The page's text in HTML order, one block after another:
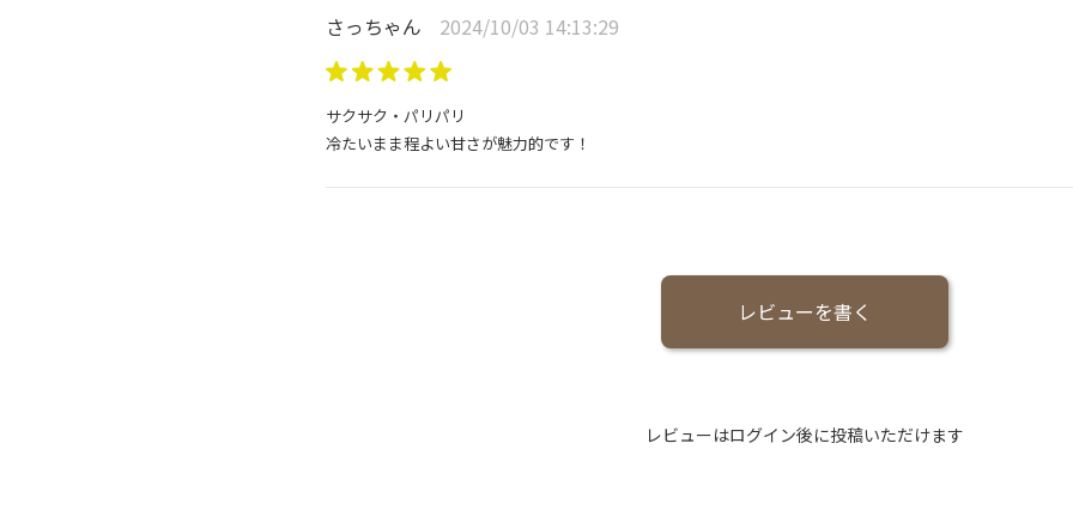
さっちゃん
2024/10/03 14:13:29
サクサク・パリパリ
冷たいまま程よい甘さが魅力的です！
レビューを書く
レビューはログイン後に投稿いただけます